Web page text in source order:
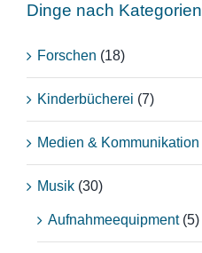
Dinge nach Kategorien
Forschen (18)
Kinderbücherei (7)
Medien & Kommunikation
Musik (30)
Aufnahmeequipment (5)